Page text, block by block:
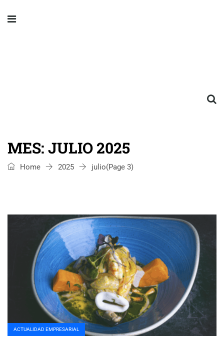
MES: JULIO 2025
Home 2025 julio(Page 3)
ACTUALIDAD EMPRESARIAL